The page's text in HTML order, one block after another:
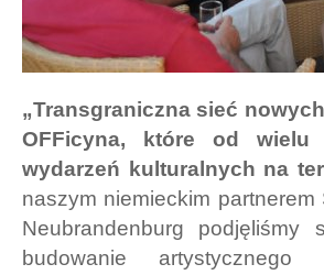
„Transgraniczna sieć
OFFicyna, które od wielu
wydarzeń kulturalnych na
naszym niemieckim
Neubrandenburg podjęliśmy
budowanie